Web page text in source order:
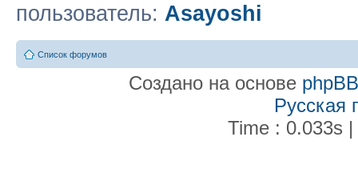
пользователь: Asayoshi
Список форумов
Создано на основе phpBB
Русская
Time : 0.033s